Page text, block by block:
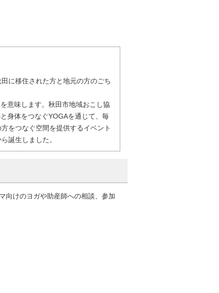
に移住された方と地元の方のごち
意味します。秋田市地域おこし協
身体をつなぐYOGAを通じて、毎
をつなぐ空間を提供するイベント
誕生しました。
向けのヨガや助産師への相談、参加